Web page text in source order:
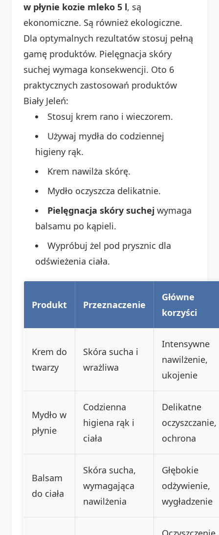
w płynie kozie mleko 5 l, są
ekonomiczne. Są również ekologiczne.
Dla optymalnych rezultatów stosuj pełną
gamę produktów. Pielęgnacja skóry
suchej wymaga konsekwencji. Oto 6
praktycznych zastosowań produktów
Biały Jeleń:
Stosuj krem rano i wieczorem.
Używaj mydła do codziennej
higieny rąk.
Krem nawilża skórę.
Mydło oczyszcza delikatnie.
Pielęgnacja skóry suchej wymaga
balsamu po kąpieli.
Wypróbuj żel pod prysznic dla
odświeżenia ciała.
Produkt Przeznaczenie
Główne
korzyści
Krem do
twarzy
Skóra sucha i
wrażliwa
Intensywne
nawilżenie,
ukojenie
Mydło w
płynie
Codzienna
higiena rąk i
ciała
Delikatne
oczyszczanie,
ochrona
Balsam
do ciała
Skóra sucha,
wymagająca
nawilżenia
Głębokie
odżywienie,
wygładzenie